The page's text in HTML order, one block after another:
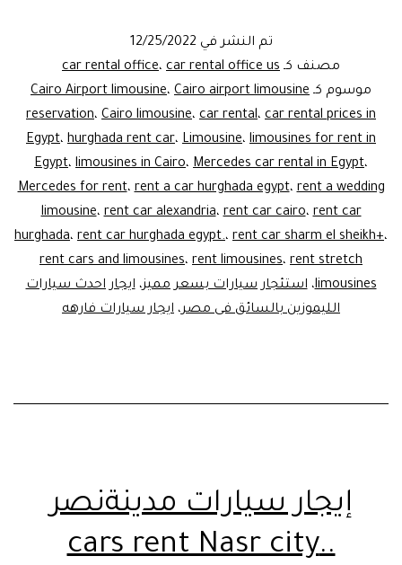
–
Cairo
تم النشر في 12/25/2022
مصنف كـ
car rental office، car rental office us
موسوم كـ
Cairo Airport limousine، Cairo airport limousine
reservation، Cairo limousine، car rental، car rental prices in
Egypt، hurghada rent car، Limousine، limousines for rent in
Egypt، limousines in Cairo، Mercedes car rental in Egypt،
Mercedes for rent،rent a car hurghada egypt،rent a wedding
limousine،rent car alexandria،rent car cairo،rent car
hurghada، rent car hurghada egypt.، rent car sharm el sheikh+،
rent cars and limousines، rent limousines، rent stretch
limousines،استئجار سيارات بسعر مميز،ايجار احدث سيارات
الليموزين بالسائق فى مصر، ايجار سيارات فارهه
إيجار سيارات مدينةنصر
..cars rent Nasr city